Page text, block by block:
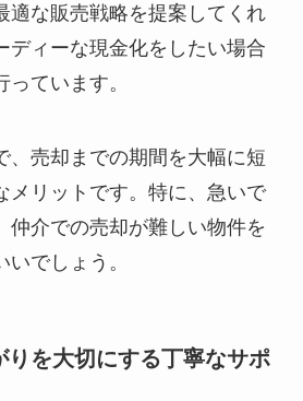
適な販売戦略を提案してくれ
ディーな現金化をしたい場合
ています。
、売却までの期間を大幅に短
メリットです。特に、急いで
仲介での売却が難しい物件を
でしょう。
を大切にする丁寧なサポ